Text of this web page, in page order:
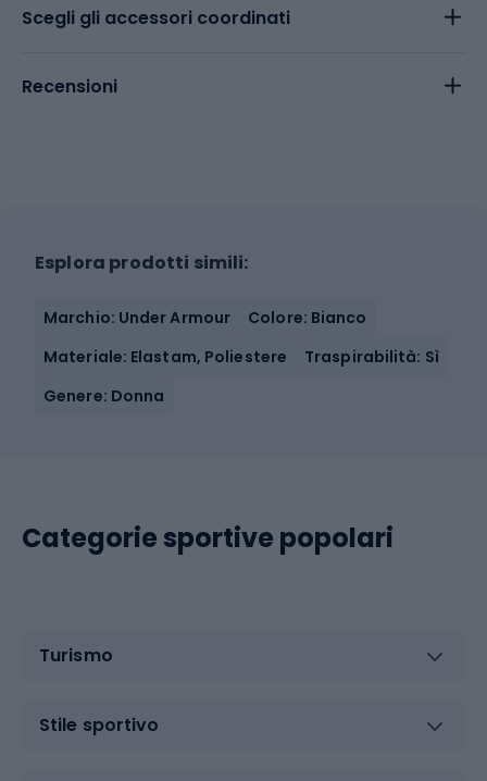
Scegli gli accessori coordinati
Recensioni
Esplora prodotti simili:
Marchio: Under Armour
Colore: Bianco
Materiale: Elastam, Poliestere
Traspirabilità: Sì
Genere: Donna
Categorie sportive popolari
Turismo
Stile sportivo